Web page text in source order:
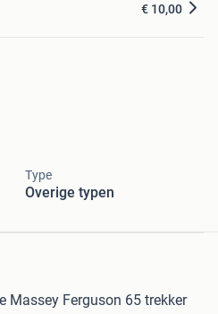
Type
Overige typen
Massey Ferguson 65 trekker
€ 10,00